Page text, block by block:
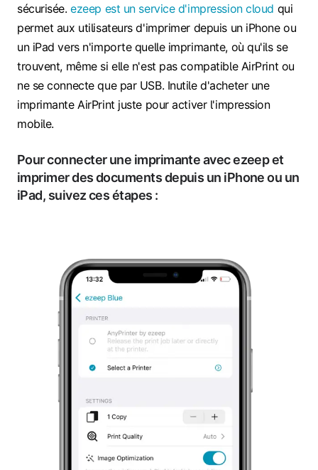
sécurisée.ezeep est un service d'impression cloud qui
permet aux utilisateurs d'imprimer depuis un iPhone ou
un iPad vers n'importe quelle imprimante, où qu'ils se
trouvent, même si elle n'est pas compatible AirPrint ou
ne se connecte que par USB. Inutile d'acheter une
imprimante AirPrint juste pour activer l'impression
mobile.
Pour connecter une imprimante avec ezeep et
imprimer des documents depuis un iPhone ou un
iPad, suivez ces étapes :